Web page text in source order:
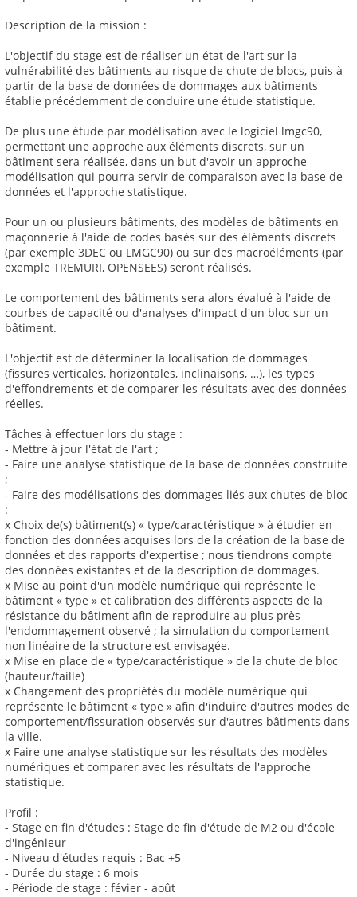
Description de la mission :
L'objectif du stage est de réaliser un état de l'art sur la
vulnérabilité des bâtiments au risque de chute de blocs, puis à
partir de la base de données de dommages aux bâtiments
établie précédemment de conduire une étude statistique.
De plus une étude par modélisation avec le logiciel lmgc90,
permettant une approche aux éléments discrets, sur un
bâtiment sera réalisée, dans un but d'avoir un approche
modélisation qui pourra servir de comparaison avec la base de
données et l'approche statistique.
Pour un ou plusieurs bâtiments, des modèles de bâtiments en
maçonnerie à l'aide de codes basés sur des éléments discrets
(par exemple 3DEC ou LMGC90) ou sur des macroéléments (par
exemple TREMURI, OPENSEES) seront réalisés.
Le comportement des bâtiments sera alors évalué à l'aide de
courbes de capacité ou d'analyses d'impact d'un bloc sur un
bâtiment.
L'objectif est de déterminer la localisation de dommages
(fissures verticales, horizontales, inclinaisons, …), les types
d'effondrements et de comparer les résultats avec des données
réelles.
Tâches à effectuer lors du stage :
- Mettre à jour l'état de l'art ;
- Faire une analyse statistique de la base de données construite
;
- Faire des modélisations des dommages liés aux chutes de bloc
:
x Choix de(s) bâtiment(s) « type/caractéristique » à étudier en
fonction des données acquises lors de la création de la base de
données et des rapports d'expertise ; nous tiendrons compte
des données existantes et de la description de dommages.
x Mise au point d'un modèle numérique qui représente le
bâtiment « type » et calibration des différents aspects de la
résistance du bâtiment afin de reproduire au plus près
l'endommagement observé ; la simulation du comportement
non linéaire de la structure est envisagée.
x Mise en place de « type/caractéristique » de la chute de bloc
(hauteur/taille)
x Changement des propriétés du modèle numérique qui
représente le bâtiment « type » afin d'induire d'autres modes de
comportement/fissuration observés sur d'autres bâtiments dans
la ville.
x Faire une analyse statistique sur les résultats des modèles
numériques et comparer avec les résultats de l'approche
statistique.
Profil :
- Stage en fin d'études : Stage de fin d'étude de M2 ou d'école
d'ingénieur
- Niveau d'études requis : Bac +5
- Durée du stage : 6 mois
- Période de stage : févier - août